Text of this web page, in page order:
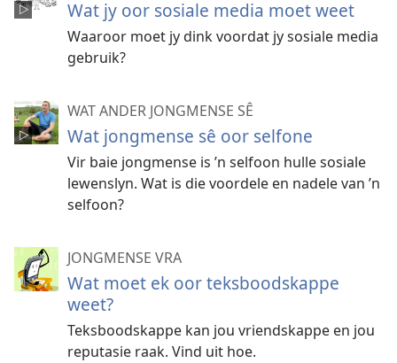
Wat jy oor sosiale media moet weet
Waaroor moet jy dink voordat jy sosiale media
gebruik?
WAT ANDER JONGMENSE SÊ
Wat jongmense sê oor selfone
Vir baie jongmense is ’n selfoon hulle sosiale
lewenslyn. Wat is die voordele en nadele van ’n
selfoon?
JONGMENSE VRA
Wat moet ek oor teksboodskappe
weet?
Teksboodskappe kan jou vriendskappe en jou
reputasie raak. Vind uit hoe.